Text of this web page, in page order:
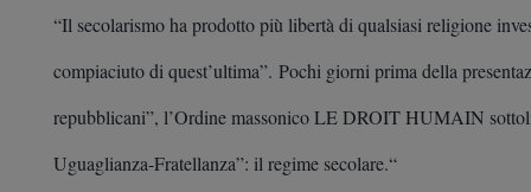
“Il secolarismo ha prodotto più libertà di qualsiasi religione
compiaciuto di quest’ultima”. Pochi giorni prima della
repubblicani”, l’Ordine massonico LE DROIT HUMAIN
Uguaglianza-Fratellanza”: il regime secolare.“